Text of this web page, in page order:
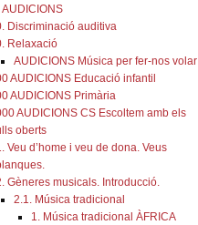
AUDICIONS
Discriminació auditiva
Relaxació
AUDICIONS Música per fer-nos volar
AUDICIONS Educació infantil
AUDICIONS Primària
AUDICIONS CS Escoltem amb els
oberts
Veu d’home i veu de dona. Veus
Gèneres musicals. Introducció.
2.1. Música tradicional
1. Música tradicional ÀFRICA